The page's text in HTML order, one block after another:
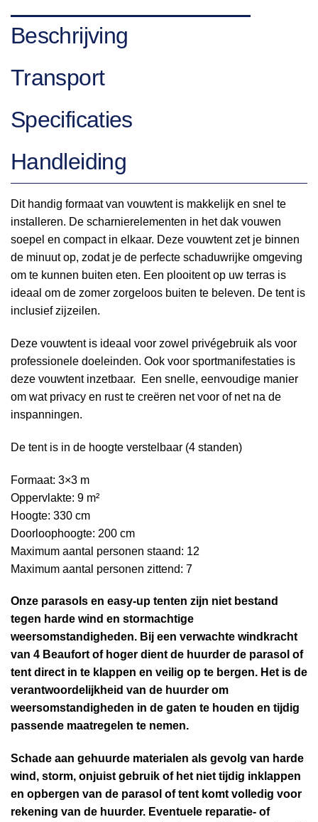
Beschrijving
Transport
Specificaties
Handleiding
Dit handig formaat van vouwtent is makkelijk en snel te
installeren. De scharnierelementen in het dak vouwen
soepel en compact in elkaar. Deze vouwtent zet je binnen
de minuut op, zodat je de perfecte schaduwrijke omgeving
om te kunnen buiten eten. Een plooitent op uw terras is
ideaal om de zomer zorgeloos buiten te beleven. De tent is
inclusief zijzeilen.
Deze vouwtent is ideaal voor zowel privégebruik als voor
professionele doeleinden. Ook voor sportmanifestaties is
deze vouwtent inzetbaar. Een snelle, eenvoudige manier
om wat privacy en rust te creëren net voor of net na de
inspanningen.
De tent is in de hoogte verstelbaar (4 standen)
Formaat: 3×3 m
Oppervlakte: 9 m²
Hoogte: 330 cm
Doorloophoogte: 200 cm
Maximum aantal personen staand: 12
Maximum aantal personen zittend: 7
Onze parasols en easy-up tenten zijn niet bestand
tegen harde wind en stormachtige
weersomstandigheden. Bij een verwachte windkracht
van 4 Beaufort of hoger dient de huurder de parasol of
tent direct in te klappen en veilig op te bergen. Het is de
verantwoordelijkheid van de huurder om
weersomstandigheden in de gaten te houden en tijdig
passende maatregelen te nemen.
Schade aan gehuurde materialen als gevolg van harde
wind, storm, onjuist gebruik of het niet tijdig inklappen
en opbergen van de parasol of tent komt volledig voor
rekening van de huurder. Eventuele reparatie- of